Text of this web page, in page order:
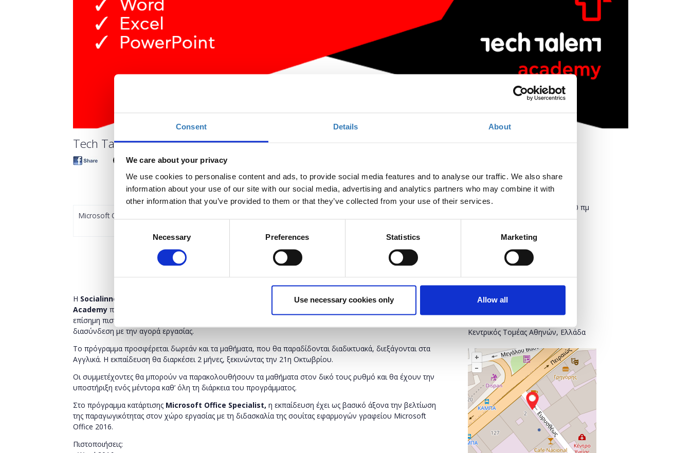
Consent Details About
We care about your privacy
We use cookies to personalise content and ads, to provide social media features and to analyse our traffic. We also share
information about your use of our site with our social media, advertising and analytics partners who may combine it with
other information that you’ve provided to them or that they’ve collected from your use of their services.
Necessary Preferences Statistics Marketing
Use necessary cookies only Allow all
Tech Talent Academy – MOS | Microsoft Office Specialist
Ποσότητα
Microsoft Office Specialist
H Socialinnov , ανακοινώνει το νέο πρόγραμμαTech Talent
Academy που πραγματοποιείται με την υποστήριξη της Microsoft και προσφέρει δωρεάν εκπαίδευση και
επίσημη πιστοποίηση σε Ψηφιακές Δεξιότητες και Σύγχρονες Τεχνολογίες Πληροφορικής, καθώς και
διασύνδεση με την αγορά εργασίας.
Το πρόγραμμα προσφέρεται δωρεάν και τα μαθήματα, που θα παραδίδονται διαδικτυακά, διεξάγονται στα
Αγγλικά. Η εκπαίδευση θα διαρκέσει 2 μήνες, ξεκινώντας την 21η Οκτωβρίου.
Οι συμμετέχοντες θα μπορούν να παρακολουθήσουν τα μαθήματα στον δικό τους ρυθμό και θα έχουν την
υποστήριξη ενός μέντορα καθ’ όλη τη διάρκεια του προγράμματος.
Στο πρόγραμμα κατάρτισης Microsoft Office Specialist, η εκπαίδευση έχει ως βασικό άξονα την βελτίωση
της παραγωγικότητας στον χώρο εργασίας με τη διδασκαλία της σουίτας εφαρμογών γραφείου Microsoft
Office 2016.
Πιστοποιήσεις:
Πότε;
Τρίτη, 17 Σεπτεμβρίου 2019
9:00 πμ
-
Προσθήκη στο ημερολόγιό σας
Πού;
Found.ation
Κεντρικός Τομέας Αθηνών, Ελλάδα
+
–